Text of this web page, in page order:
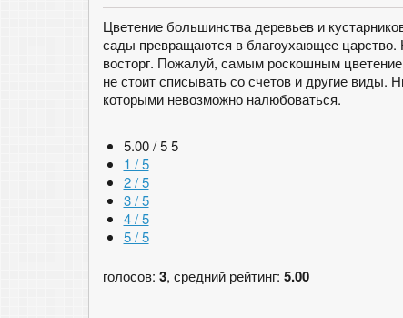
Цветение большинства деревьев и
сады превращаются в благоухающее царство.
восторг. Пожалуй, самым роскошным
не стоит списывать со счетов и другие
которыми невозможно налюбоваться.
5.00 / 5 5
1 / 5
2 / 5
3 / 5
4 / 5
5 / 5
голосов: 3, средний рейтинг: 5.00